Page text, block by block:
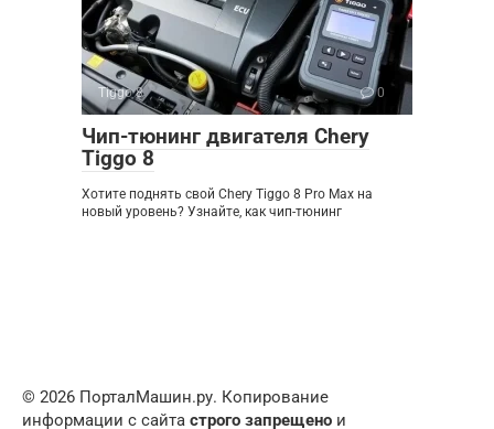
Tiggo 8 0
Чип-тюнинг двигателя Chery
Tiggo 8
Хотите поднять свой Chery Tiggo 8 Pro Max на
новый уровень? Узнайте, как чип-тюнинг
© 2026 ПорталМашин.ру. Копирование
информации с сайта строго запрещено и